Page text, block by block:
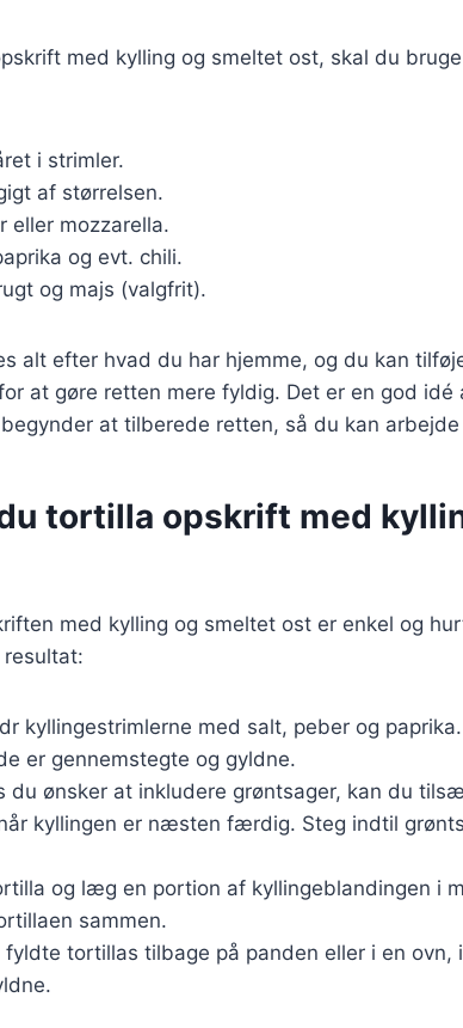
med kylling og smeltet ost, skal du
i strimler.
af størrelsen.
eller mozzarella.
og evt. chili.
og majs (valgfrit).
alt efter hvad du har hjemme, og du kan
at gøre retten mere fyldig. Det er en god idé
at tilberede retten, så du kan
tortilla opskrift med
med kylling og smeltet ost er enkel og
kyllingestrimlerne med salt, peber og
er gennemstegte og gyldne.
ønsker at inkludere grøntsager, kan du
kyllingen er næsten færdig. Steg indtil
og læg en portion af kyllingeblandingen i
sammen.
tortillas tilbage på panden eller i en ovn,